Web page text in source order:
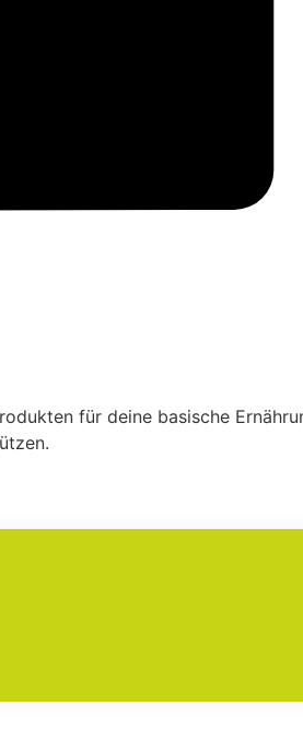
für deine basische